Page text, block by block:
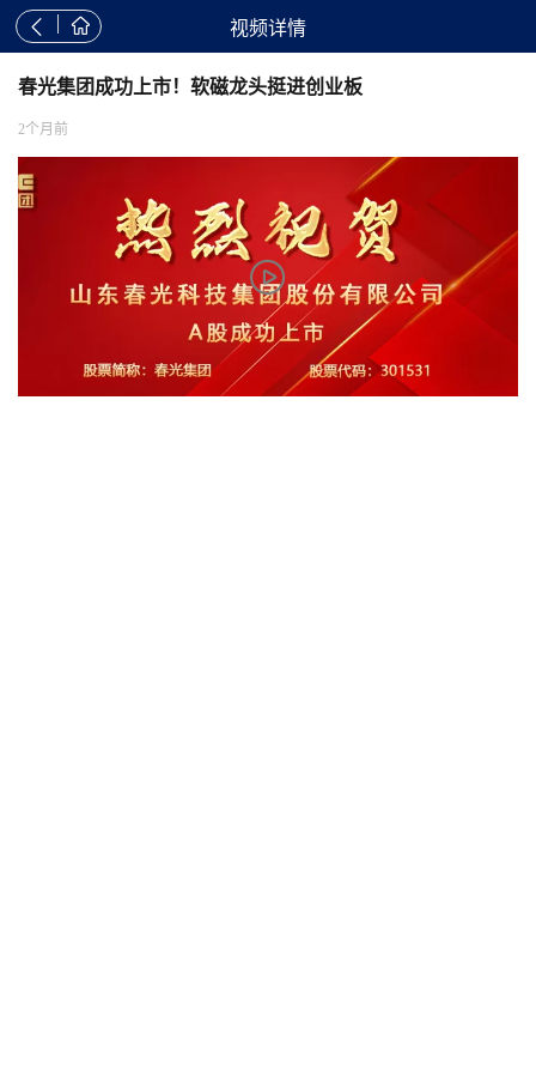
  视频详情
春光集团成功上市！软磁龙头挺进创业板
2个月前
